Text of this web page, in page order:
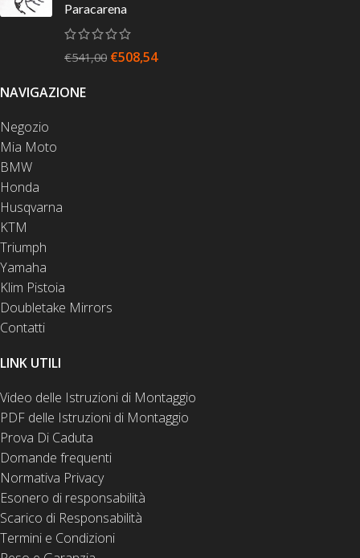
Paracarena
€541,00 €508,54
NAVIGAZIONE
Negozio
Mia Moto
BMW
Honda
Husqvarna
KTM
Triumph
Yamaha
Klim Pistoia
Doubletake Mirrors
Contatti
LINK UTILI
Video delle Istruzioni di Montaggio
PDF delle Istruzioni di Montaggio
Prova Di Caduta
Domande frequenti
Normativa Privacy
Esonero di responsabilità
Scarico di Responsabilità
Termini e Condizioni